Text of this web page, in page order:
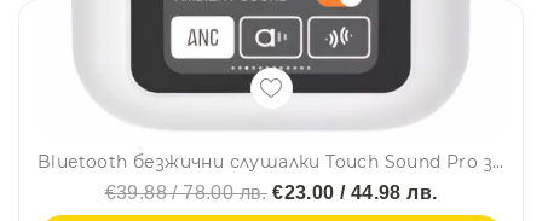
Bluetooth безжични слушалки Touch Sound Pro за кристален звук без страничен шум, със сензорно управление
€39.88 / 78.00 лв.€23.00 / 44.98 лв.